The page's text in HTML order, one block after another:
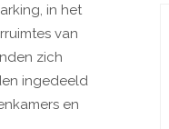
in het
van
zich
ingedeeld
en